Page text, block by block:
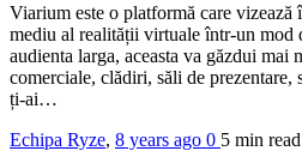
Viarium este o platformă care
mediu al realității virtuale într-un mod
audienta larga, aceasta va găzdui mai
comerciale, clădiri, săli de
ți-ai…
Echipa Ryze, 8 years ago 0 5 min read